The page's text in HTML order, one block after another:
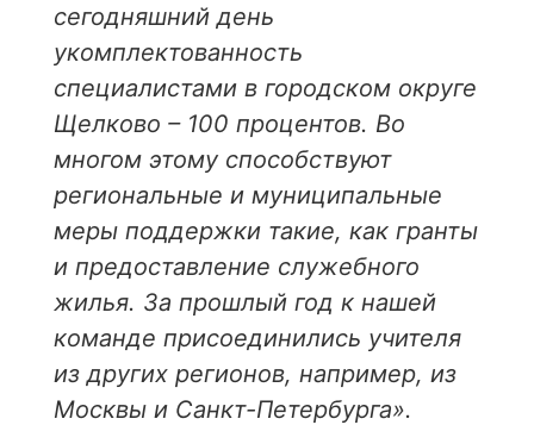
сегодняшний день
укомплектованность
специалистами в городском округе
Щелково – 100 процентов. Во
многом этому способствуют
региональные и муниципальные
меры поддержки такие, как гранты
и предоставление служебного
жилья. За прошлый год к нашей
команде присоединились учителя
из других регионов, например, из
Москвы и Санкт-Петербурга».